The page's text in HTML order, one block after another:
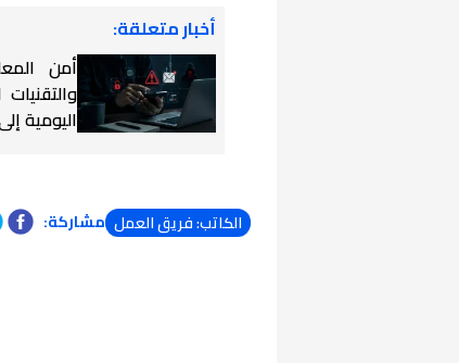
أخبار متعلقة:
أمن
اليومية
الكاتب: فريق العمل مشاركة: